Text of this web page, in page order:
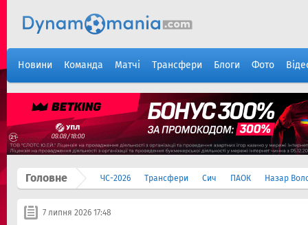
Новини Команда Матчі Трансфери Блоги Фото
Головне ЧС-2026 Трансфери Сич ПАОК Назар
7 липня 2026 17:48